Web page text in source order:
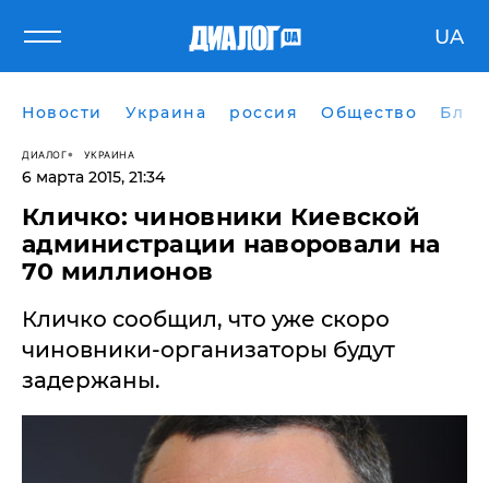
UA
Новости Украина россия Общество
ДИАЛОГ УКРАИНА
6 марта 2015, 21:34
Кличко: чиновники Киевской
администрации наворовали на
70 миллионов
Кличко сообщил, что уже скоро
чиновники-организаторы будут
задержаны.